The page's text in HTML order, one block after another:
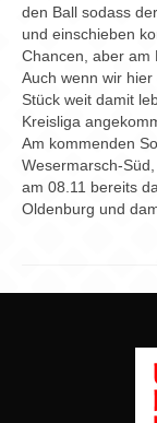
den Ball sodass
und einschieben
Chancen, aber am
Auch wenn wir
Stück weit damit
Kreisliga
Am kommenden
Wesermarsch-
am 08.11 bereits
Oldenburg und